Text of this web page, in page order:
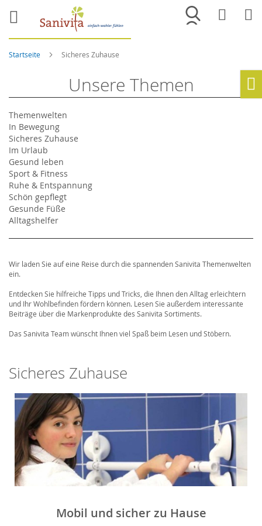
Merkliste
Startseite Sicheres Zuhause
Sicheres Zuhause
Mobil und sicher zu Hause
Unsere Themen
Themenwelten
In Bewegung
Sicheres Zuhause
Im Urlaub
Gesund leben
Sport & Fitness
Ruhe & Entspannung
Schön gepflegt
Gesunde Füße
Alltagshelfer
Wir laden Sie auf eine Reise durch die spannenden Sanivita Themenwelten
ein.
Entdecken Sie hilfreiche Tipps und Tricks, die Ihnen den Alltag erleichtern
und Ihr Wohlbefinden fördern können. Lesen Sie außerdem interessante
Beiträge über die Markenprodukte des Sanivita Sortiments.
Das Sanivita Team wünscht Ihnen viel Spaß beim Lesen und Stöbern.